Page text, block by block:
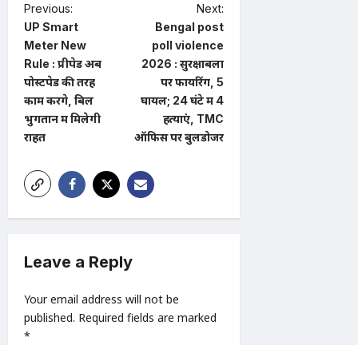
P
o
s
t
n
a
i
t
o
n
Previous:
UP Smart
Meter New
Rule : प्रीपेड अब
पोस्टपेड की तरह
काम करेंगे, बिल
भुगतान में मिलेगी
राहत
Next:
Bengal post
poll violence
2026 : सुरक्षाबलों
पर फायरिंग, 5
घायल; 24 घंटे में 4
हत्याएं, TMC
ऑफिस पर बुलडोजर
Leave a Reply
Your email address will not be
published. Required fields are marked
*